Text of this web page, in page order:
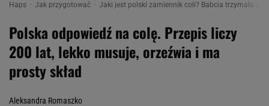
Haps Jak przygotować Jaki jest polski zamiennik coli? Babcia trzymała
Polska odpowiedź na colę. Przepis liczy
200 lat, lekko musuje, orzeźwia i ma
prosty skład
Aleksandra Romaszko